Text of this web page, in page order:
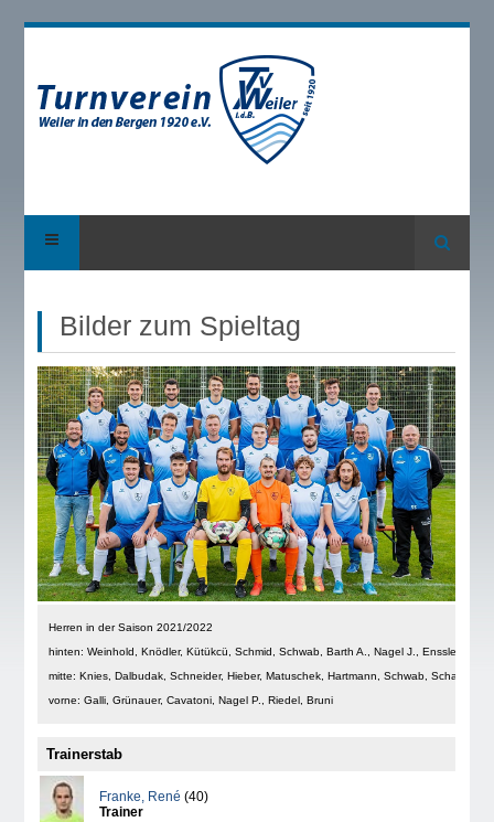
Suche
Bilder zum Spieltag
Herren in der Saison 2021/2022
hinten: Weinhold, Knödler, Kütükcü, Schmid, Schwab, Barth A., Nagel J., Enssle
mitte: Knies, Dalbudak, Schneider, Hieber, Matuschek, Hartmann, Schwab, Schaal
vorne: Galli, Grünauer, Cavatoni, Nagel P., Riedel, Bruni
Trainerstab
Franke, René (40)
Trainer